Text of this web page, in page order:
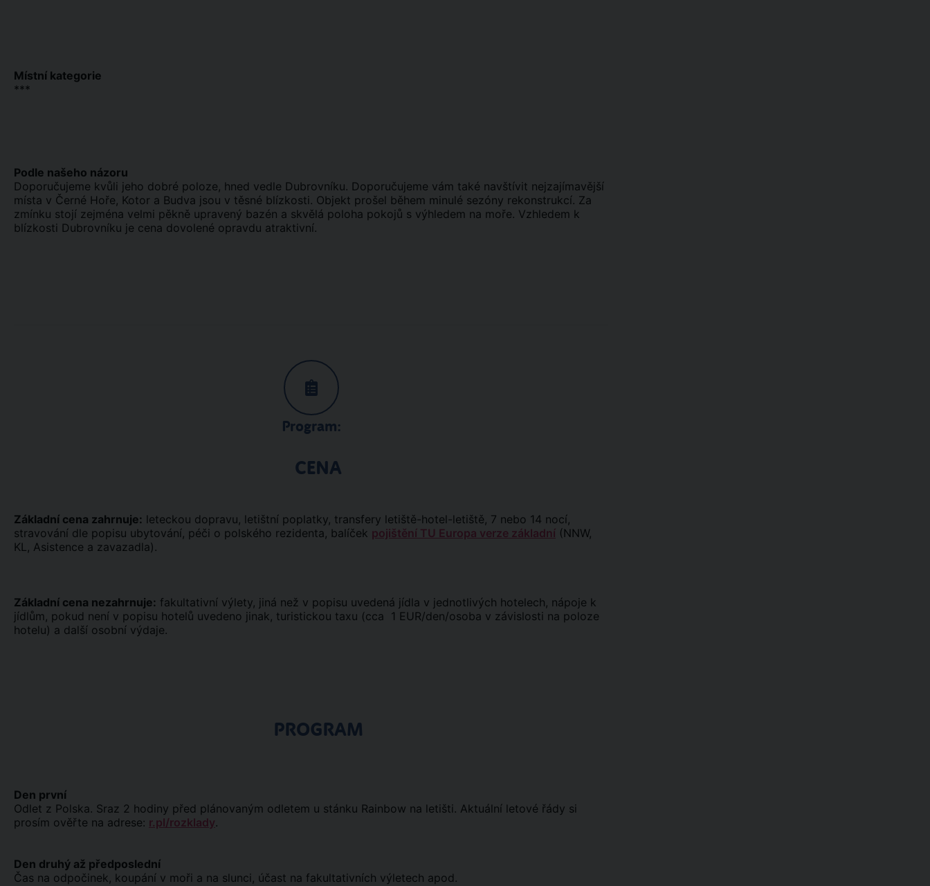
Místní kategorie
***
Podle našeho názoru
Doporučujeme kvůli jeho dobré poloze, hned vedle Dubrovníku. Doporučujeme vám také navštívit nejzajímavější
místa v Černé Hoře, Kotor a Budva jsou v těsné blízkosti. Objekt prošel během minulé sezóny rekonstrukcí. Za
zmínku stojí zejména velmi pěkně upravený bazén a skvělá poloha pokojů s výhledem na moře. Vzhledem k
blízkosti Dubrovníku je cena dovolené opravdu atraktivní.
Program:
CENA
Základní cena zahrnuje: leteckou dopravu, letištní poplatky, transfery letiště-hotel-letiště, 7 nebo 14 nocí,
stravování dle popisu ubytování, péči o polského rezidenta, balíček pojištění TU Europa verze základní (NNW,
KL, Asistence a zavazadla).
Základní cena nezahrnuje: fakultativní výlety, jiná než v popisu uvedená jídla v jednotlivých hotelech, nápoje k
jídlům, pokud není v popisu hotelů uvedeno jinak, turistickou taxu (cca 1 EUR/den/osoba v závislosti na poloze
hotelu) a další osobní výdaje.
PROGRAM
Den první
Odlet z Polska. Sraz 2 hodiny před plánovaným odletem u stánku Rainbow na letišti. Aktuální letové řády si
prosím ověřte na adrese: r.pl/rozklady.
Den druhý až předposlední
Čas na odpočinek, koupání v moři a na slunci, účast na fakultativních výletech apod.